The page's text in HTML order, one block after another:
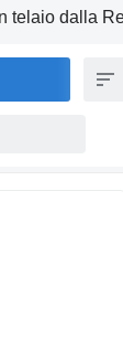
telaio dalla